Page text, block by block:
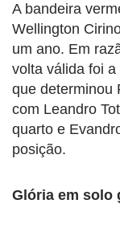
A bandeira
Wellington
um ano. Em
volta válida foi
que determinou
com Leandro
quarto e
posição.
Glória em solo